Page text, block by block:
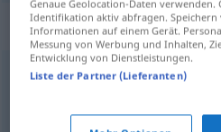
Synonyme für
Genaue Geolocation-Daten verwenden.
Identifikation aktiv abfragen.
Informationen auf einem Gerät.
Messung von Werbung und Inhalten,
Entwicklung von Dienstleistungen.
Liste der Partner (Lieferanten)